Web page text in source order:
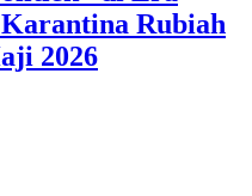
Rubiah
2026